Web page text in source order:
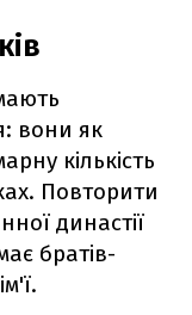
вони як
кількість
Повторити
династії
братів-